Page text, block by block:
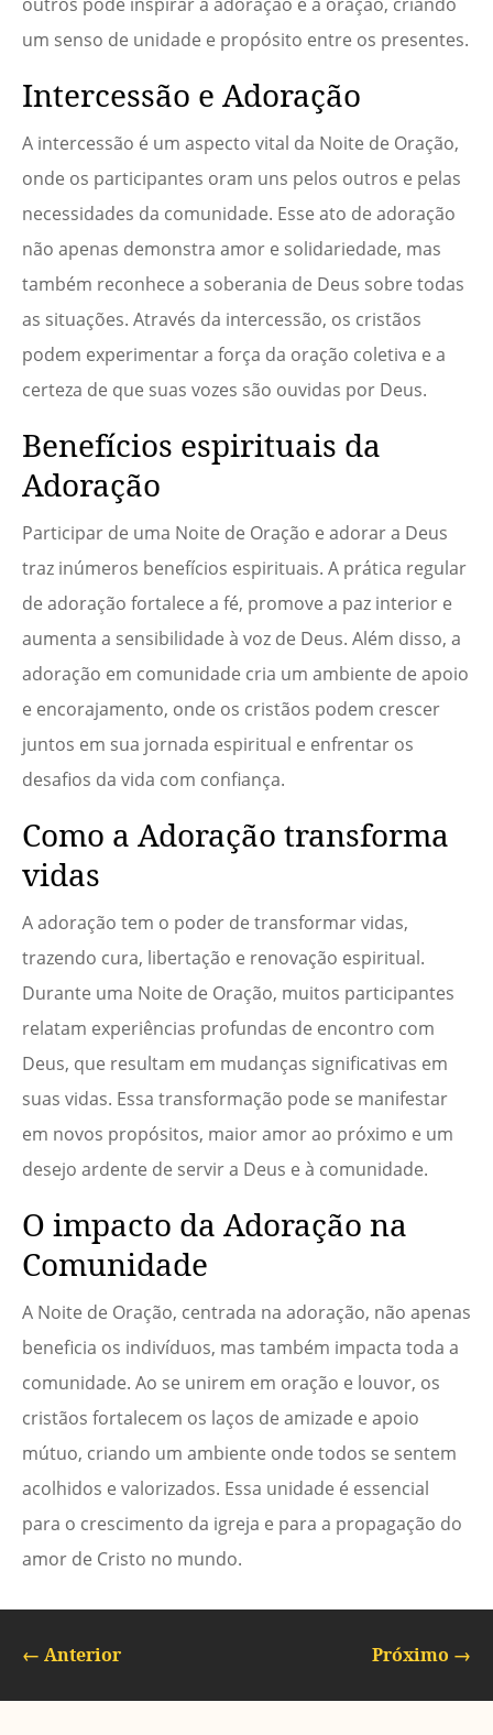
um senso de unidade e propósito entre os presentes.
Intercessão e Adoração
A intercessão é um aspecto vital da Noite de Oração,
onde os participantes oram uns pelos outros e pelas
necessidades da comunidade. Esse ato de adoração
não apenas demonstra amor e solidariedade, mas
também reconhece a soberania de Deus sobre todas
as situações. Através da intercessão, os cristãos
podem experimentar a força da oração coletiva e a
certeza de que suas vozes são ouvidas por Deus.
Benefícios espirituais da
Adoração
Participar de uma Noite de Oração e adorar a Deus
traz inúmeros benefícios espirituais. A prática regular
de adoração fortalece a fé, promove a paz interior e
aumenta a sensibilidade à voz de Deus. Além disso, a
adoração em comunidade cria um ambiente de apoio
e encorajamento, onde os cristãos podem crescer
juntos em sua jornada espiritual e enfrentar os
desafios da vida com confiança.
Como a Adoração transforma
vidas
A adoração tem o poder de transformar vidas,
trazendo cura, libertação e renovação espiritual.
Durante uma Noite de Oração, muitos participantes
relatam experiências profundas de encontro com
Deus, que resultam em mudanças significativas em
suas vidas. Essa transformação pode se manifestar
em novos propósitos, maior amor ao próximo e um
desejo ardente de servir a Deus e à comunidade.
O impacto da Adoração na
Comunidade
A Noite de Oração, centrada na adoração, não apenas
beneficia os indivíduos, mas também impacta toda a
comunidade. Ao se unirem em oração e louvor, os
cristãos fortalecem os laços de amizade e apoio
mútuo, criando um ambiente onde todos se sentem
acolhidos e valorizados. Essa unidade é essencial
para o crescimento da igreja e para a propagação do
amor de Cristo no mundo.
← Anterior Próximo →